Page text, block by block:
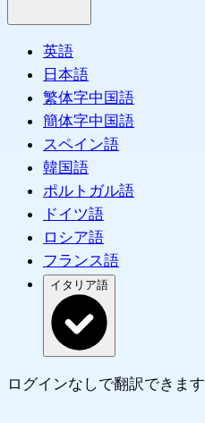
英語
日本語
繁体字中国語
簡体字中国語
スペイン語
韓国語
ポルトガル語
ドイツ語
ロシア語
フランス語
イタリア語
ログインなしで翻訳できます